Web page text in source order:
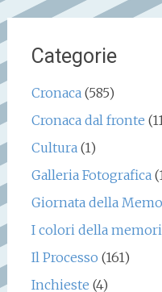
Categorie
Cronaca(585)
Cronaca dal fronte
Cultura(1)
Galleria Fotografica
Giornata della
I colori della
Il Processo (161)
Inchieste (4)